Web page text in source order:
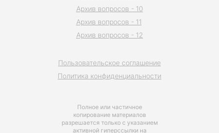
Полное или частичное
копирование материалов
разрешается только с указанием
активной гиперссылки на
Пользовательское соглашение
Политика конфиденциальности
Архив вопросов - 10
Архив вопросов - 11
Архив вопросов - 12